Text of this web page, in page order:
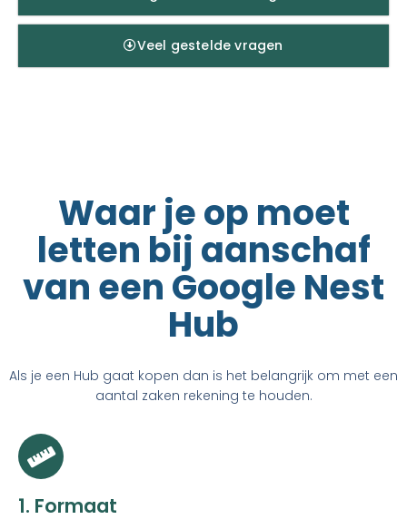
Veel gestelde vragen
Waar je op moet
letten bij aanschaf
van een Google Nest
Hub
Als je een Hub gaat kopen dan is het belangrijk om met een
aantal zaken rekening te houden.
1. Formaat